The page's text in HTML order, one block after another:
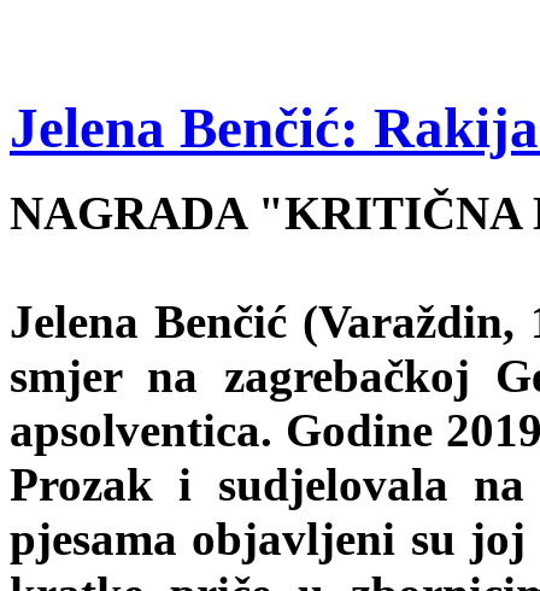
Jelena Benčić:
NAGRADA "KRITIČNA
Jelena Benčić
smjer na zagrebačkoj
apsolventica. Godine
Prozak i sudjelovala
pjesama objavljeni su joj